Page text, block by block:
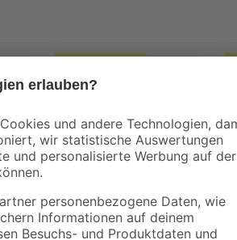
binderholz